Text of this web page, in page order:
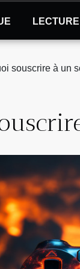
LECTURE
souscrire à un